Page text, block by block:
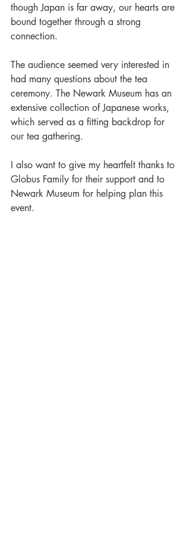
though Japan is far away, our hearts are
bound together through a strong
connection.
The audience seemed very interested in
had many questions about the tea
ceremony. The Newark Museum has an
extensive collection of Japanese works,
which served as a fitting backdrop for
our tea gathering.
I also want to give my heartfelt thanks to
Globus Family for their support and to
Newark Museum for helping plan this
event.